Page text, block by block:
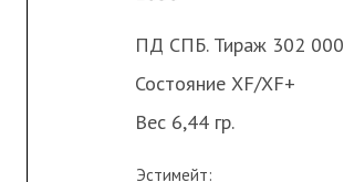
ПД СПБ. Тираж 302 000
Состояние XF/XF+
Вес 6,44 гр.
Эстимейт: